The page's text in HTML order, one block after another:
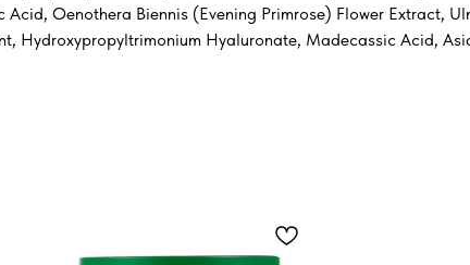
Oenothera Biennis (Evening Primrose) Flower Extract,
Hydroxypropyltrimonium Hyaluronate, Madecassic Acid,